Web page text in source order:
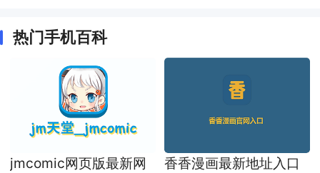
热门手机百科
jmcomic网页版最新网
香香漫画最新地址入口